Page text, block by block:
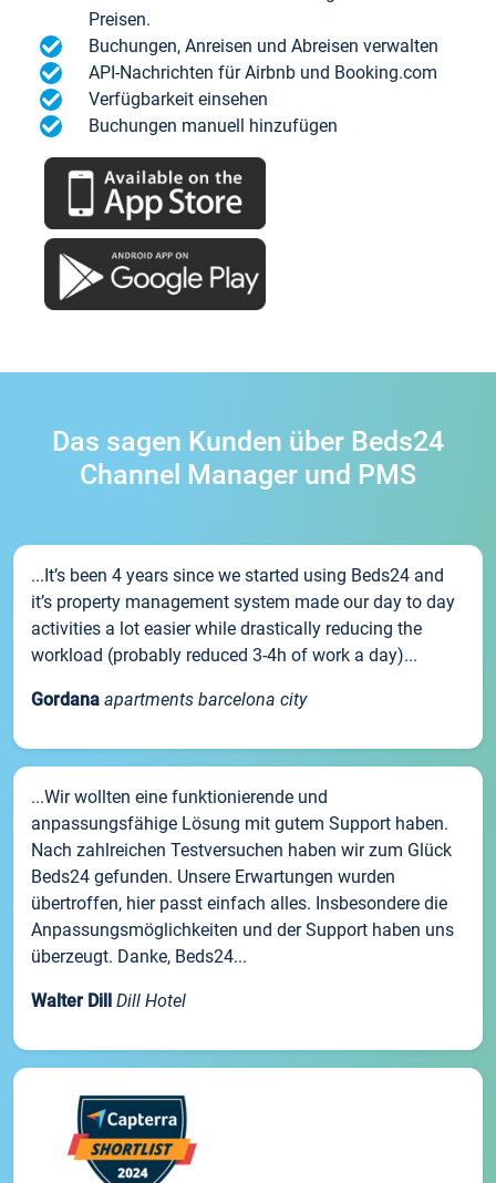
Preisen.
Buchungen, Anreisen und Abreisen verwalten
API-Nachrichten für Airbnb und Booking.com
Verfügbarkeit einsehen
Buchungen manuell hinzufügen
Das sagen Kunden über Beds24
Channel Manager und PMS
...It’s been 4 years since we started using Beds24 and
it’s property management system made our day to day
activities a lot easier while drastically reducing the
workload (probably reduced 3-4h of work a day)...
Gordana apartments barcelona city
...Wir wollten eine funktionierende und
anpassungsfähige Lösung mit gutem Support haben.
Nach zahlreichen Testversuchen haben wir zum Glück
Beds24 gefunden. Unsere Erwartungen wurden
übertroffen, hier passt einfach alles. Insbesondere die
Anpassungsmöglichkeiten und der Support haben uns
überzeugt. Danke, Beds24...
Walter Dill Dill Hotel